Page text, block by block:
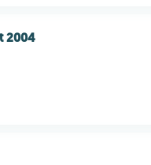
2004